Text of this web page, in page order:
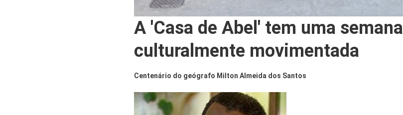
A 'Casa de Abel' tem uma semana
culturalmente movimentada
Centenário do geógrafo Milton Almeida dos Santos